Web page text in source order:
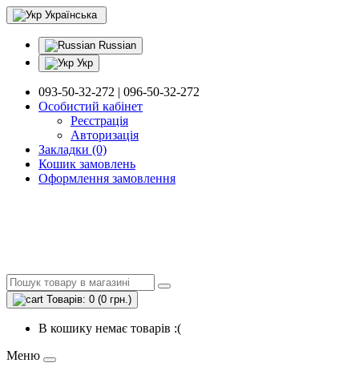
Українська
Russian
Укр
093-50-32-272 | 096-50-32-272
Особистий кабінет
Реєстрація
Авторизація
Закладки (0)
Кошик замовлень
Оформлення замовлення
Товарів: 0 (0 грн.)
В кошику немає товарів :(
Меню